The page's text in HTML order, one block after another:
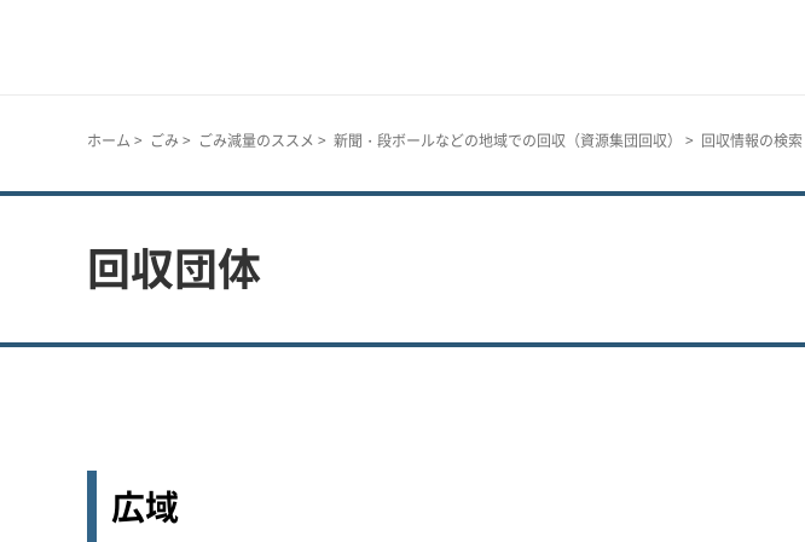
ホーム > ごみ > ごみ減量のススメ > 新聞・段ボールなどの地域での回収（資源集団回収） > 回収情報の検索
回収団体
広域